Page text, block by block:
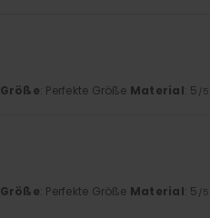
Größe: Perfekte Größe Material: 5 /5
Größe: Perfekte Größe Material: 5 /5